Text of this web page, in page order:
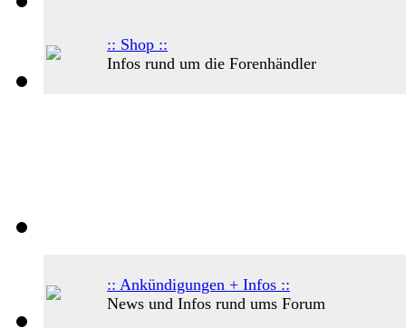
:: Shop ::
Infos rund um die Forenhändler
:: Ankündigungen + Infos ::
News und Infos rund ums Forum